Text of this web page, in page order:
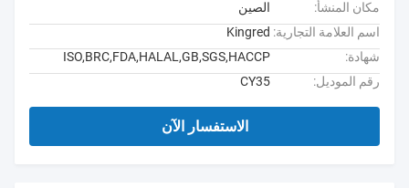
مكان المنشأ:
الصين
اسم العلامة التجارية: Kingred
شهادة:
ISO,BRC,FDA,HALAL,GB,SGS,HACCP
رقم الموديل:
CY35
الاستفسار الآن